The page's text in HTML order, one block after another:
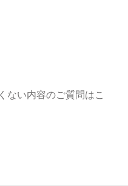
ない内容のご質問はこ